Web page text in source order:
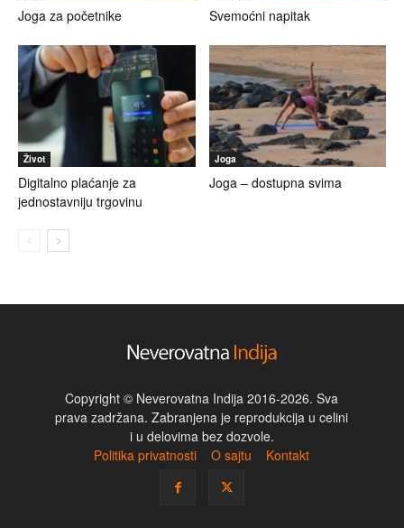
Joga za početnike Svemoćni napitak
Život
Digitalno plaćanje za
jednostavniju trgovinu
Joga
Joga – dostupna svima
Copyright © Neverovatna Indija 2016-2026. Sva
prava zadržana. Zabranjena je reprodukcija u celini
i u delovima bez dozvole.
Politika privatnosti
O sajtu Kontakt